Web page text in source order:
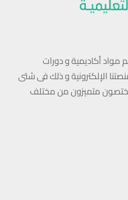
مواد أكاديمية و دورات
الإلكترونية و ذلك فى شتى
متميزون من مختلف